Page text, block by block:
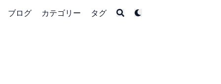
ブログ カテゴリー タグ